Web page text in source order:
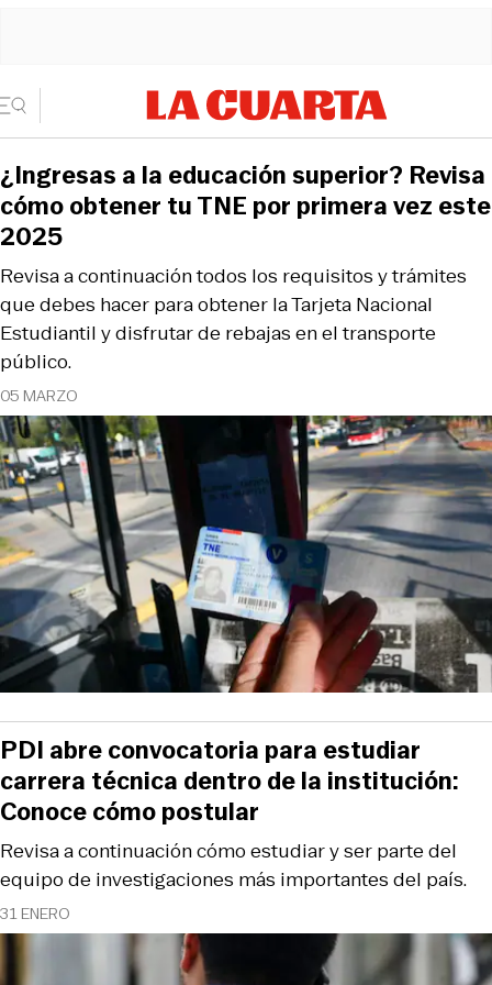
05 MARZO
Revisa a continuación todos los requisitos y trámites
que debes hacer para obtener la Tarjeta Nacional
Estudiantil y disfrutar de rebajas en el transporte
público.
¿Ingresas a la educación superior? Revisa
cómo obtener tu TNE por primera vez este
2025
31 ENERO
Revisa a continuación cómo estudiar y ser parte del
equipo de investigaciones más importantes del país.
PDI abre convocatoria para estudiar
carrera técnica dentro de la institución:
Conoce cómo postular